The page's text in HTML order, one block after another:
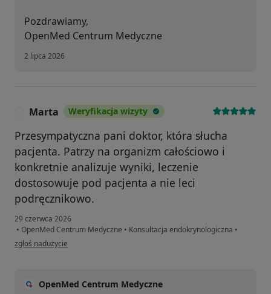
Pozdrawiamy,
OpenMed Centrum Medyczne
2 lipca 2026
Marta Weryfikacja wizyty
Przesympatyczna pani doktor, która słucha
pacjenta. Patrzy na organizm całościowo i
konkretnie analizuje wyniki, leczenie
dostosowuje pod pacjenta a nie leci
podręcznikowo.
29 czerwca 2026
• OpenMed Centrum Medyczne • Konsultacja endokrynologiczna •
w opinii użytkownika Marta
zgłoś nadużycie
OpenMed Centrum Medyczne